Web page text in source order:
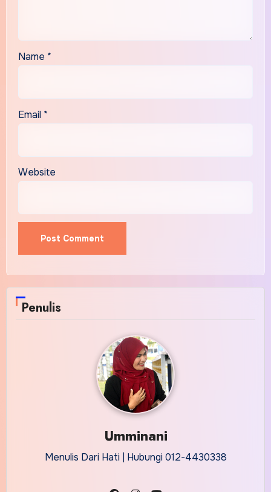
Name *
Email *
Website
Penulis
Umminani
Menulis Dari Hati | Hubungi 012-4430338